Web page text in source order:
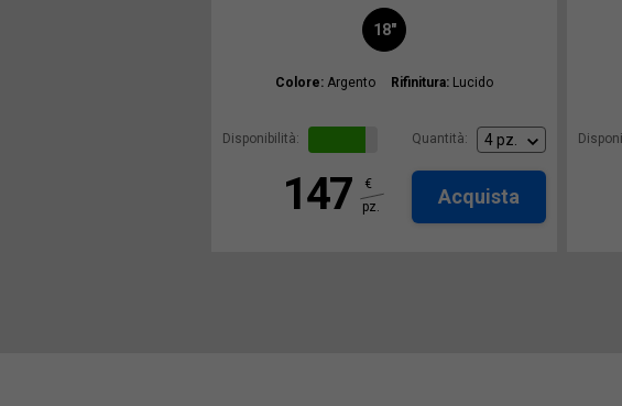
18"
Colore: Argento Rifinitura: Lucido
Disponibilità: Quantità:
147
€
pz.
Acquista